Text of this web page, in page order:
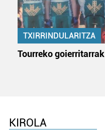
TXIRRINDULARITZA
Tourreko goierritarrak
KIROLA